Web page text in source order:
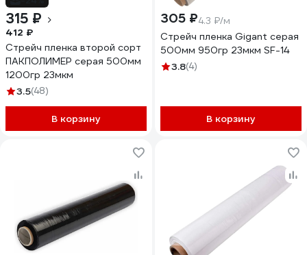
315 ₽
412 ₽
Стрейч пленка второй сорт
ПАКПОЛИМЕР серая 500мм
1200гр 23мкм
3.5(48)
В корзину
305 ₽4.3 ₽/м
Стрейч пленка Gigant серая
500мм 950гр 23мкм SF-14
3.8(4)
В корзину